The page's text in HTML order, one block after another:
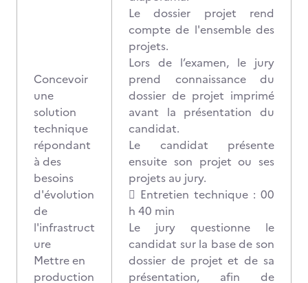
Concevoir
une
solution
technique
répondant
à des
besoins
d'évolution
de
l'infrastruct
ure
Mettre en
production
Le dossier projet rend
compte de l'ensemble des
projets.
Lors de l’examen, le jury
prend connaissance du
dossier de projet imprimé
avant la présentation du
candidat.
Le candidat présente
ensuite son projet ou ses
projets au jury.
 Entretien technique : 00
h 40 min
Le jury questionne le
candidat sur la base de son
dossier de projet et de sa
présentation, afin de